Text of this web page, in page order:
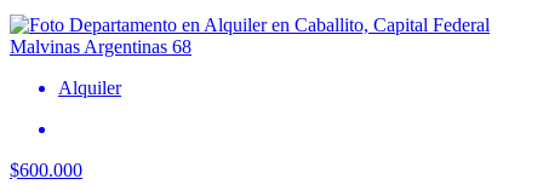
Alquiler
$600.000